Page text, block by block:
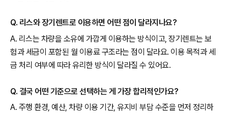
Q. 리스와 장기렌트로 이용하면 어떤 점이 달라지나요?
A. 리스는 차량을 소유에 가깝게 이용하는 방식이고, 장기렌트는 보
험과 세금이 포함된 월 이용료 구조라는 점이 달라요. 이용 목적과 세
금 처리 여부에 따라 유리한 방식이 달라질 수 있어요.
Q. 결국 어떤 기준으로 선택하는 게 가장 합리적인가요?
A. 주행 환경, 예산, 차량 이용 기간, 유지비 부담 수준을 먼저 정리하